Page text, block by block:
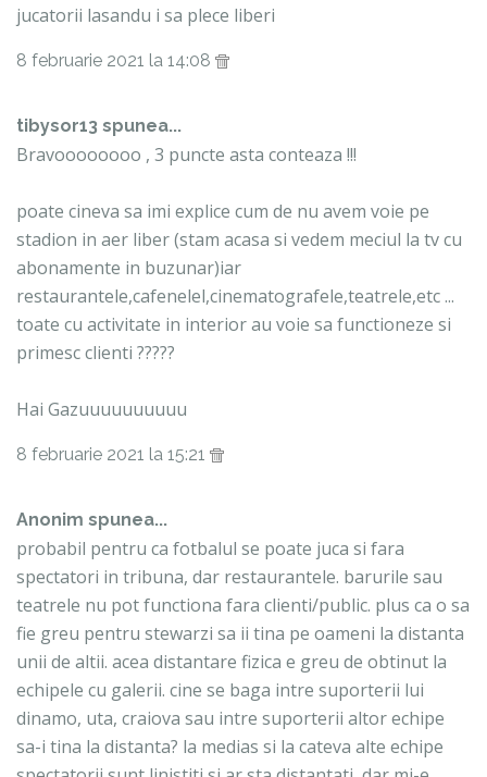
jucatorii lasandu i sa plece liberi
8 februarie 2021 la 14:08
tibysor13 spunea...
Bravoooooooo , 3 puncte asta conteaza !!!
poate cineva sa imi explice cum de nu avem voie pe
stadion in aer liber (stam acasa si vedem meciul la tv cu
abonamente in buzunar)iar
restaurantele,cafenelel,cinematografele,teatrele,etc ...
toate cu activitate in interior au voie sa functioneze si
primesc clienti ?????
Hai Gazuuuuuuuuuu
8 februarie 2021 la 15:21
Anonim spunea...
probabil pentru ca fotbalul se poate juca si fara
spectatori in tribuna, dar restaurantele. barurile sau
teatrele nu pot functiona fara clienti/public. plus ca o sa
fie greu pentru stewarzi sa ii tina pe oameni la distanta
unii de altii. acea distantare fizica e greu de obtinut la
echipele cu galerii. cine se baga intre suporterii lui
dinamo, uta, craiova sau intre suporterii altor echipe
sa-i tina la distanta? la medias si la cateva alte echipe